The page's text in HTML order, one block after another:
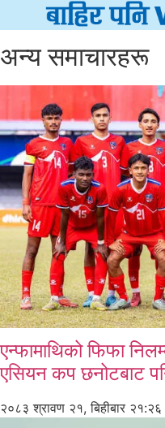
अन्य समाचारहरू
एन्फामाथिको फिफा
एसियन कप छनोटबाट
२०८३ श्रावण २१, बिहीबार २१:२६